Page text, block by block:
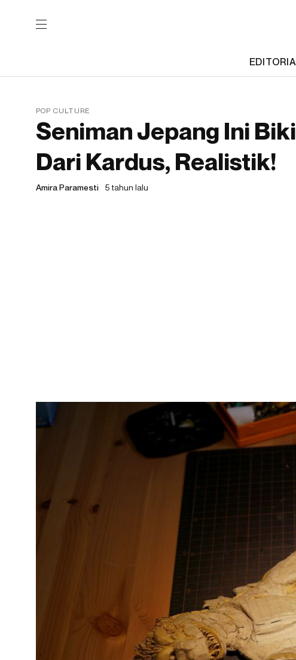
POP CULTURE
Seniman Jepang Ini
Dari Kardus, Realistik!
Amira Paramesti 5 tahun lalu